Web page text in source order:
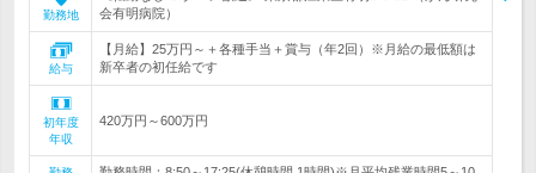
勤務地
会有明病院）
給与
【月給】25万円～＋各種手当＋賞与（年2回）※月給の最低額は
新卒者の初任給です
初年度
年収
420万円～600万円